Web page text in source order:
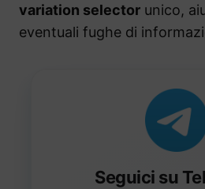
variation selector unico,
eventuali fughe di
Seguici su